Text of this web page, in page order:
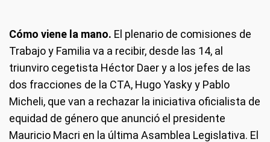
Cómo viene la mano. El plenario de comisiones de
Trabajo y Familia va a recibir, desde las 14, al
triunviro cegetista Héctor Daer y a los jefes de las
dos fracciones de la CTA, Hugo Yasky y Pablo
Micheli, que van a rechazar la iniciativa oficialista de
equidad de género que anunció el presidente
Mauricio Macri en la última Asamblea Legislativa. El